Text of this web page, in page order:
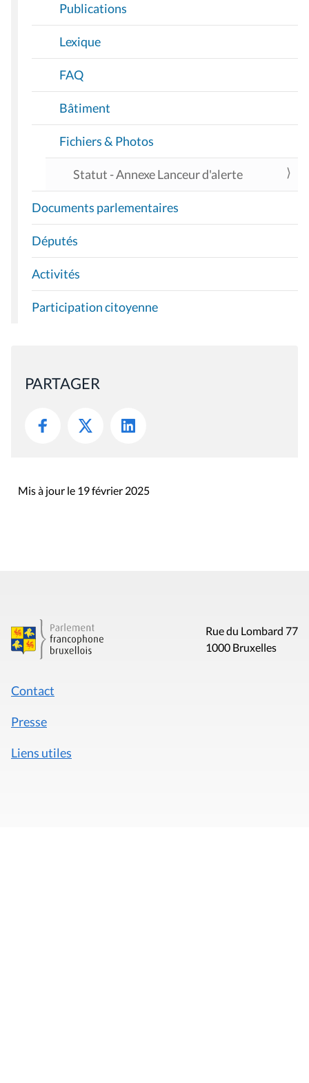
Publications
Lexique
FAQ
Bâtiment
Fichiers & Photos
Statut - Annexe Lanceur d'alerte
Documents parlementaires
Députés
Activités
Participation citoyenne
PARTAGER
Mis à jour le 19 février 2025
Rue du Lombard 77
1000 Bruxelles
Contact
Presse
Liens utiles